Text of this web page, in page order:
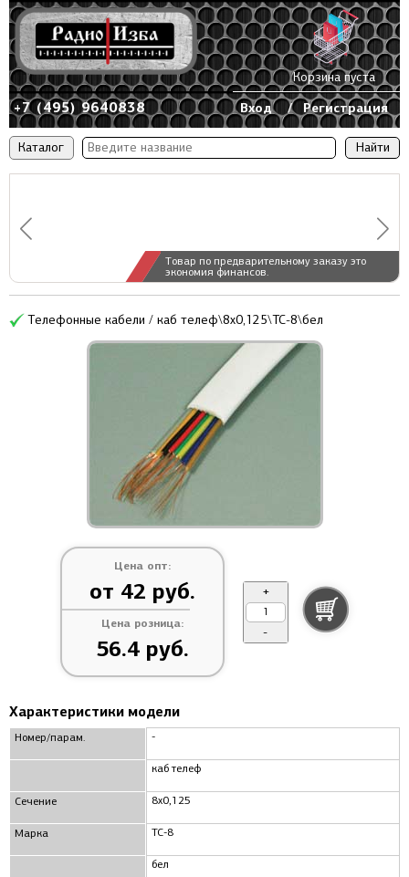
Каталог
Товар по предварительному заказу это
экономия финансов.
+7 (495) 9640838 Вход / Регистрация
Корзина пуста
Телефонные кабели / каб телеф\8x0,125\ТС-8\бел
Цена опт:
от 42 руб.
Цена розница:
56.4 руб.
+
-
Характеристики модели
Номер/парам.
Сечение
Марка
-
каб телеф
8x0,125
ТС-8
бел